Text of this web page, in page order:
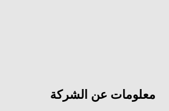
معلومات عن الشركة